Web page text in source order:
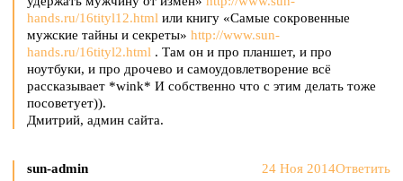
hands.ru/16tityl12.html или книгу «Самые сокровенные
мужские тайны и секреты» http://www.sun-
hands.ru/16tityl2.html . Там он и про планшет, и про
ноутбуки, и про дрочево и самоудовлетворение всё
рассказывает *wink* И собственно что с этим делать тоже
посоветует)).
Дмитрий, админ сайта.
sun-admin 24 Ноя 2014Ответить